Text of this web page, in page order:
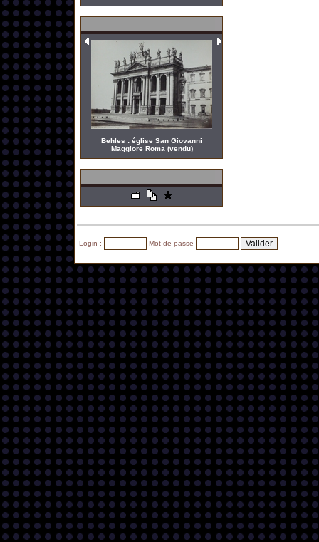
Behles : église San Giovanni
Maggiore Roma (vendu)
Login : Mot de passe